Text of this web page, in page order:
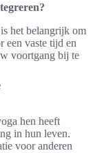
het belangrijk om
een vaste tijd en
voortgang bij te
hen heeft
in hun leven.
voor anderen